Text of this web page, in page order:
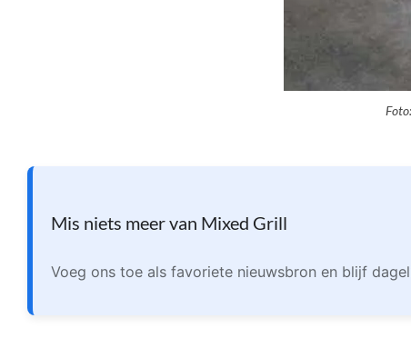
Mis niets meer van Mixed Grill
Voeg ons toe als favoriete nieuwsbron en blijf